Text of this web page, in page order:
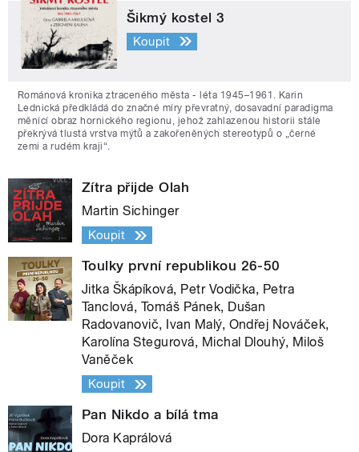
Šikmý kostel 3
Koupit
Románová kronika ztraceného města - léta 1945–1961. Karin
Lednická předkládá do značné míry převratný, dosavadní paradigma
měnící obraz hornického regionu, jehož zahlazenou historii stále
překrývá tlustá vrstva mýtů a zakořeněných stereotypů o „černé
zemi a rudém kraji“.
Zítra přijde Olah
Martin Sichinger
Koupit
Toulky první republikou 26-50
Jitka Škápíková, Petr Vodička, Petra
Tanclová, Tomáš Pánek, Dušan
Radovanovič, Ivan Malý, Ondřej Nováček,
Karolína Stegurová, Michal Dlouhý, Miloš
Vaněček
Koupit
Pan Nikdo a bílá tma
Dora Kaprálová